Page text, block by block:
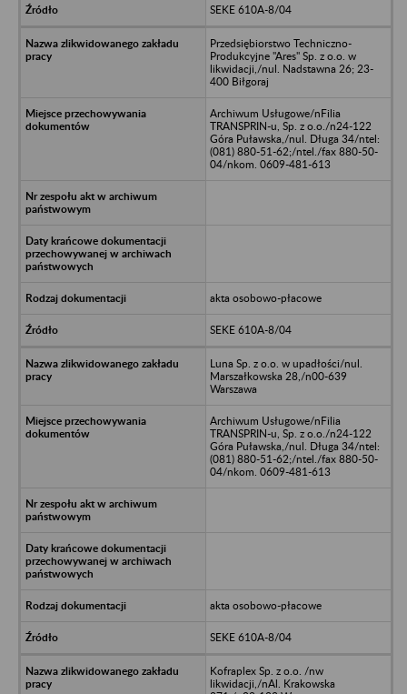
SEKE 610A-8/04
Przedsiębiorstwo Techniczno-
Produkcyjne "Ares" Sp. z o.o. w
likwidacji,/nul. Nadstawna 26; 23-
400 Biłgoraj
Archiwum Usługowe/nFilia
TRANSPRIN-u, Sp. z o.o./n24-122
Góra Puławska,/nul. Długa 34/ntel:
(081) 880-51-62;/ntel./fax 880-50-
04/nkom. 0609-481-613
akta osobowo-płacowe
SEKE 610A-8/04
Luna Sp. z o.o. w upadłości/nul.
Marszałkowska 28,/n00-639
Warszawa
Archiwum Usługowe/nFilia
TRANSPRIN-u, Sp. z o.o./n24-122
Góra Puławska,/nul. Długa 34/ntel:
(081) 880-51-62;/ntel./fax 880-50-
04/nkom. 0609-481-613
akta osobowo-płacowe
SEKE 610A-8/04
Kofraplex Sp. z o.o. /nw
likwidacji,/nAl. Krakowska